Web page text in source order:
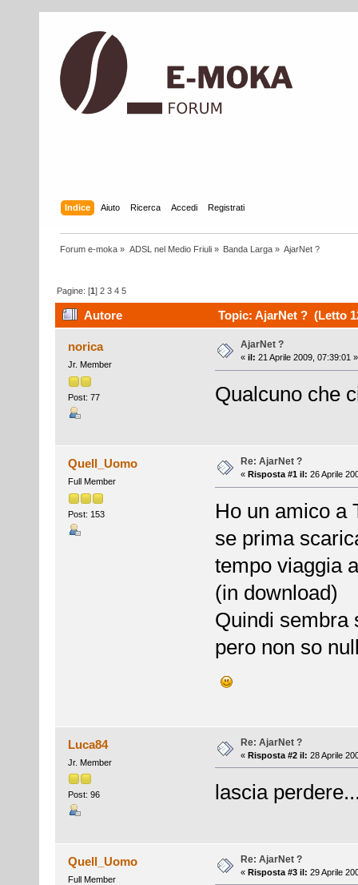
Indice Aiuto Ricerca Accedi Registrati
Forum e-moka » ADSL nel Medio Friuli» Banda Larga» AjarNet ?
Pagine: [1]2 3 4 5
Autore Topic: AjarNet ? (Letto
norica
Jr. Member
Post: 77
AjarNet ?
« il: 21 Aprile 2009, 07:39:01 »
Qualcuno che
Quell_Uomo
Full Member
Post: 153
Re: AjarNet ?
« Risposta #1 il: 26 Aprile
Ho un amico a
se prima
tempo viaggia
(in download)
Quindi sembra
pero non so
Luca84
Jr. Member
Post: 96
Re: AjarNet ?
« Risposta #2 il: 28 Aprile
lascia
Quell_Uomo
Full Member
Re: AjarNet ?
« Risposta #3 il: 29 Aprile